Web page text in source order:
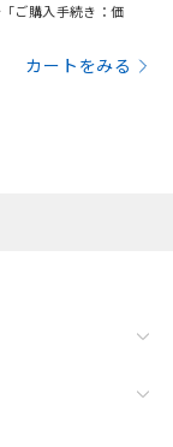
ご購入手続き：価
カートをみる